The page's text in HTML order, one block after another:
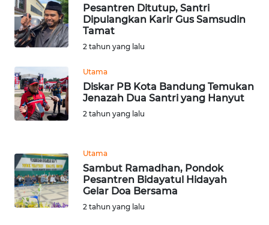
Pesantren Ditutup, Santri
Dipulangkan Karir Gus Samsudin
Tamat
2 tahun yang lalu
Utama
Diskar PB Kota Bandung Temukan
Jenazah Dua Santri yang Hanyut
2 tahun yang lalu
Utama
Sambut Ramadhan, Pondok
Pesantren Bidayatul Hidayah
Gelar Doa Bersama
2 tahun yang lalu
WN DELI
SERDANG
WN
TINGGI
WN
PAKPAK
WN
KARAWANG
WN
BEKASI